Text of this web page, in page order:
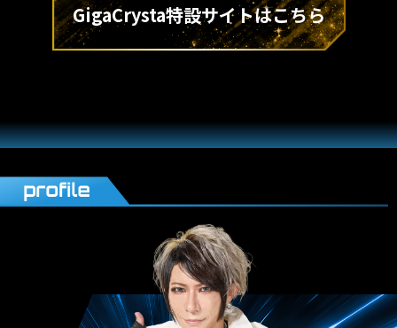
GigaCrysta特設サイトはこちら